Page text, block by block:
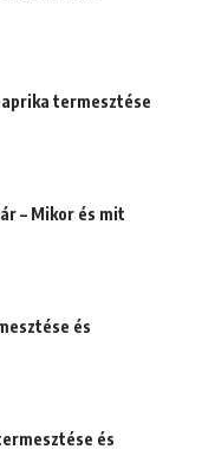
termesztése
– Mikor és mit
és
és